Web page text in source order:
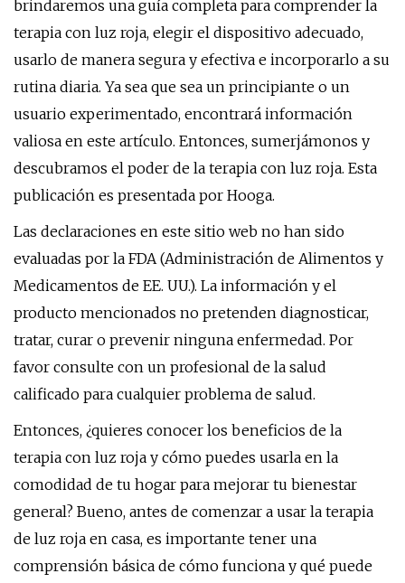
brindaremos una guía completa para comprender la
terapia con luz roja, elegir el dispositivo adecuado,
usarlo de manera segura y efectiva e incorporarlo a su
rutina diaria. Ya sea que sea un principiante o un
usuario experimentado, encontrará información
valiosa en este artículo. Entonces, sumerjámonos y
descubramos el poder de la terapia con luz roja. Esta
publicación es presentada por Hooga.
Las declaraciones en este sitio web no han sido
evaluadas por la FDA (Administración de Alimentos y
Medicamentos de EE. UU.). La información y el
producto mencionados no pretenden diagnosticar,
tratar, curar o prevenir ninguna enfermedad. Por
favor consulte con un profesional de la salud
calificado para cualquier problema de salud.
Entonces, ¿quieres conocer los beneficios de la
terapia con luz roja y cómo puedes usarla en la
comodidad de tu hogar para mejorar tu bienestar
general? Bueno, antes de comenzar a usar la terapia
de luz roja en casa, es importante tener una
comprensión básica de cómo funciona y qué puede